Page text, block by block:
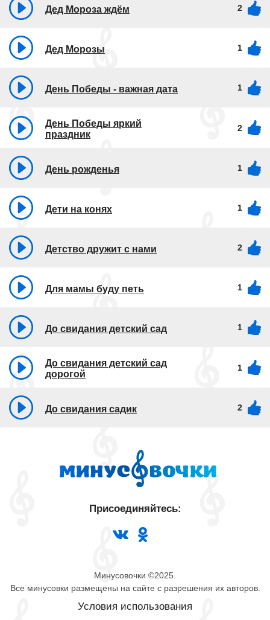
Дед Мороза ждём 2
Дед Морозы 1
День Победы - важная дата 1
День Победы яркий
праздник
2
День рожденья 1
Дети на конях 1
Детство дружит с нами 2
Для мамы буду петь 1
До свидания детский сад 1
До свидания детский сад
дорогой
1
До свидания садик 2
Минусовочки ©2025.
Все минусовки размещены на сайте с разрешения их авторов.
Условия использования
Присоединяйтесь: